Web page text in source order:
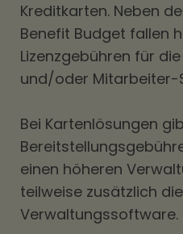
Kreditkarten. Neben
Benefit Budget fallen
Lizenzgebühren für
und/oder Mitarbeiter-
Bei Kartenlösungen
einen höheren
teilweise zusätzlich
Verwaltungssoftware.